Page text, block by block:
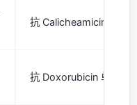
抗 Calicheamicin 单克
抗 Doxorubicin 单克隆